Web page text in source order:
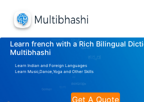
Learn french with a Rich Bilingual
Multibhashi
Learn Indian and Foreign Languages
Learn Music,Dance,Yoga and Other Skills
Get A Quote